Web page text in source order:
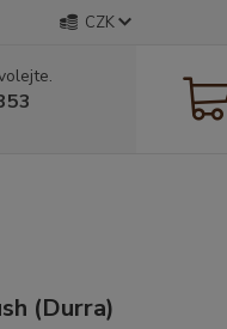
CZK
(Durra)